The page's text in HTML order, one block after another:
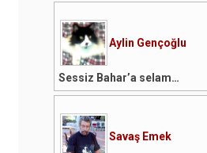
Aylin Gençoğlu
Sessiz Bahar’a selam…
Savaş Emek